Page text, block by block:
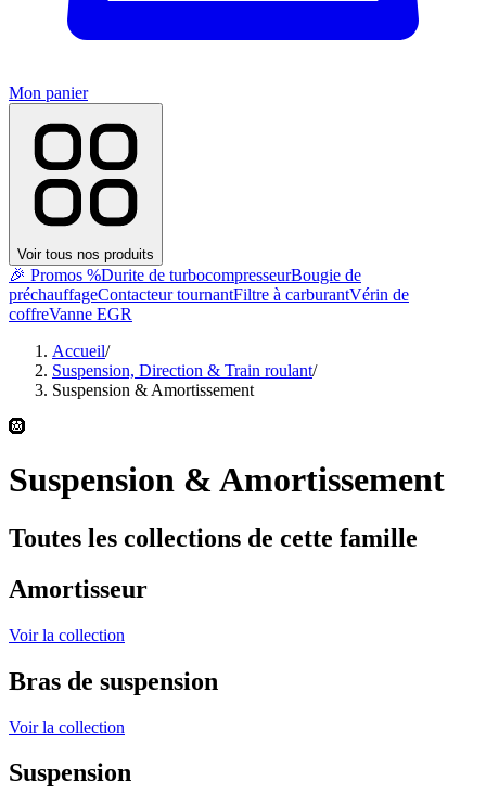
Mon panier
Voir tous nos produits
🎉 Promos %Durite de turbocompresseurBougie de
préchauffageContacteur tournantFiltre à carburantVérin de
coffreVanne EGR
Accueil/
Suspension, Direction & Train roulant/
Suspension & Amortissement
🛞
Suspension & Amortissement
Toutes les collections de cette famille
Amortisseur
Voir la collection
Bras de suspension
Voir la collection
Suspension